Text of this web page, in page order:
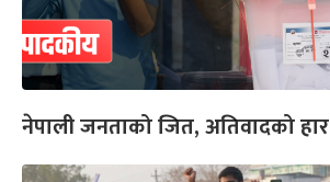
नेपाली जनताको जित, अतिवादको हार